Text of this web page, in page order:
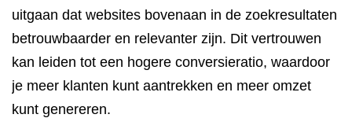
uitgaan dat websites bovenaan in de zoekresultaten
betrouwbaarder en relevanter zijn. Dit vertrouwen
kan leiden tot een hogere conversieratio, waardoor
je meer klanten kunt aantrekken en meer omzet
kunt genereren.